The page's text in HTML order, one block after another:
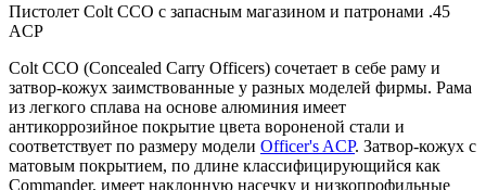
Пистолет Colt CCO с запасным магазином и патронами .45
ACP
Colt CCO (Concealed Carry Officers) сочетает в себе раму и
затвор-кожух заимствованные у разных моделей фирмы. Рама
из легкого сплава на основе алюминия имеет
антикоррозийное покрытие цвета вороненой стали и
соответствует по размеру модели Officer's ACP. Затвор-кожух с
матовым покрытием, по длине классифицирующийся как
Commander, имеет наклонную насечку и низкопрофильные